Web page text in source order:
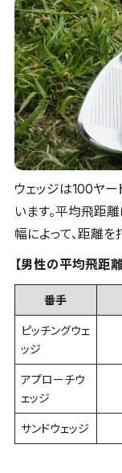
ウェッジは100ヤ
います。平均飛距
幅によって、距離
【男性の平均飛距離
番手
ピッチングウェ
ッジ
アプローチウ
ェッジ
サンドウェッジ